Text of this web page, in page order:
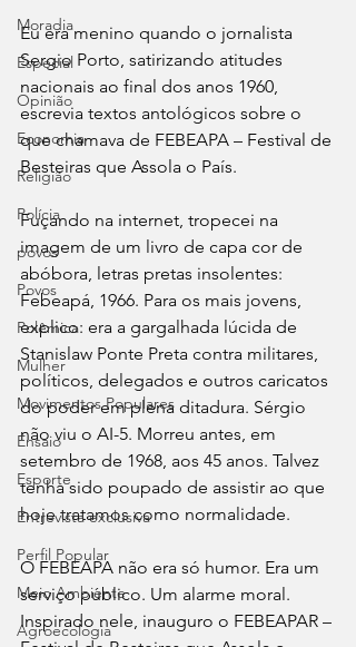
Moradia
Especial
Opinião
Economia
Religião
Polícia
povos
Povos
Polêmica
Mulher
Movimentos Populares
Ensaio
Esporte
Entrevista exclusiva
Perfil Popular
Meio Ambiente
Agroecologia
Eu era menino quando o jornalista
Sergio Porto, satirizando atitudes
nacionais ao final dos anos 1960,
escrevia textos antológicos sobre o
que chamava de FEBEAPA – Festival de
Besteiras que Assola o País.
Fuçando na internet, tropecei na
imagem de um livro de capa cor de
abóbora, letras pretas insolentes:
Febeapá, 1966. Para os mais jovens,
explico: era a gargalhada lúcida de
Stanislaw Ponte Preta contra militares,
políticos, delegados e outros caricatos
do poder em plena ditadura. Sérgio
não viu o AI-5. Morreu antes, em
setembro de 1968, aos 45 anos. Talvez
tenha sido poupado de assistir ao que
hoje tratamos como normalidade.
O FEBEAPA não era só humor. Era um
serviço público. Um alarme moral.
Inspirado nele, inauguro o FEBEAPAR –